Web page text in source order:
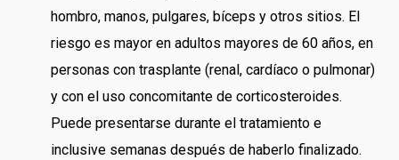
hombro, manos, pulgares, bíceps y otros sitios. El
riesgo es mayor en adultos mayores de 60 años, en
personas con trasplante (renal, cardíaco o pulmonar)
y con el uso concomitante de corticosteroides.
Puede presentarse durante el tratamiento e
inclusive semanas después de haberlo finalizado.